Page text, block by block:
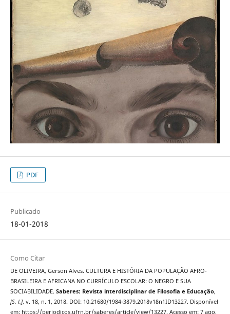
PDF
Publicado
18-01-2018
Como Citar
DE OLIVEIRA, Gerson Alves. CULTURA E HISTÓRIA DA POPULAÇÃO AFRO-
BRASILEIRA E AFRICANA NO CURRÍCULO ESCOLAR: O NEGRO E SUA
SOCIABILIDADE. Saberes: Revista interdisciplinar de Filosofia e Educação,
[S. l.], v. 18, n. 1, 2018. DOI: 10.21680/1984-3879.2018v18n1ID13227. Disponível
em: https://periodicos.ufrn.br/saberes/article/view/13227. Acesso em: 7 ago.